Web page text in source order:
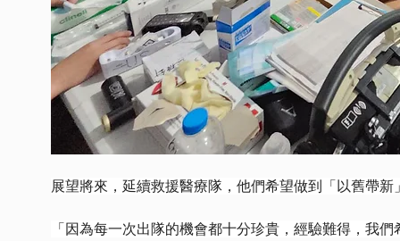
展望將來，延續救援醫療隊，他們希望做到「以舊帶新
「因為每一次出隊的機會都十分珍貴，經驗難得，我